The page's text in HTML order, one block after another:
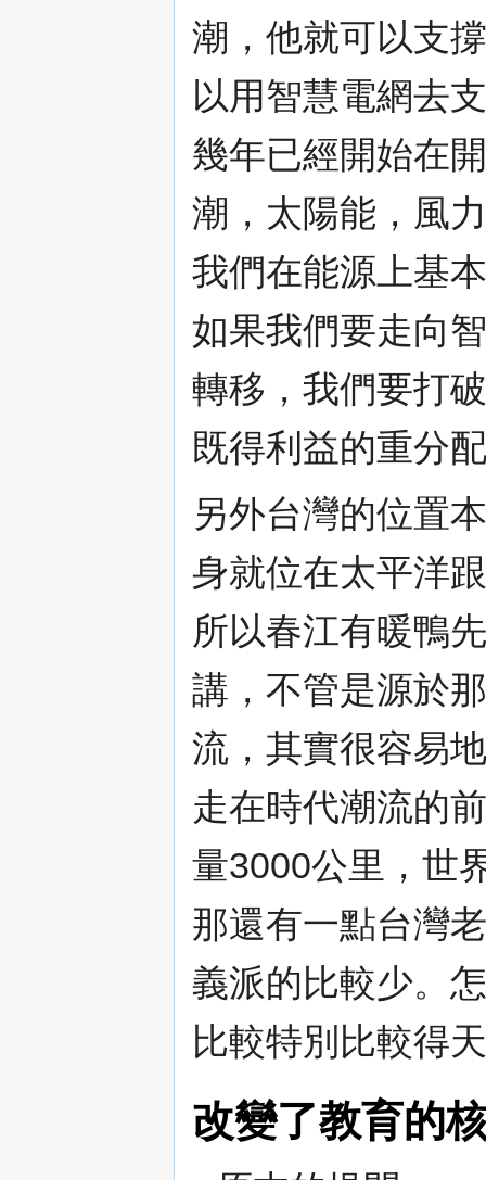
潮，他就可以支
以用智慧電網去
幾年已經開始在
潮，太陽能，風
我們在能源上基
如果我們要走向
轉移，我們要打
既得利益的重分
另外台灣的位置
身就位在太平洋
所以春江有暖鴨
講，不管是源於
流，其實很容易
走在時代潮流的
量3000公里，世
那還有一點台灣
義派的比較少。
比較特別比較得
改變了教育的